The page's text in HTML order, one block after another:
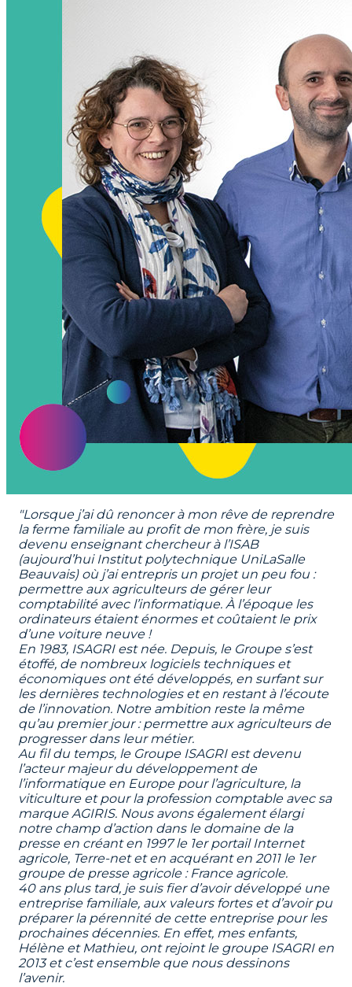
"Lorsque j’ai dû renoncer à mon rêve de reprendre
la ferme familiale au profit de mon frère, je suis
devenu enseignant chercheur à l’ISAB
(aujourd’hui Institut polytechnique UniLaSalle
Beauvais) où j’ai entrepris un projet un peu fou :
permettre aux agriculteurs de gérer leur
comptabilité avec l’informatique. À l’époque les
ordinateurs étaient énormes et coûtaient le prix
d’une voiture neuve !
En 1983, ISAGRI est née. Depuis, le Groupe s’est
étoffé, de nombreux logiciels techniques et
économiques ont été développés, en surfant sur
les dernières technologies et en restant à l’écoute
de l’innovation. Notre ambition reste la même
qu’au premier jour : permettre aux agriculteurs de
progresser dans leur métier.
Au fil du temps, le Groupe ISAGRI est devenu
l’acteur majeur du développement de
l’informatique en Europe pour l’agriculture, la
viticulture et pour la profession comptable avec sa
marque AGIRIS. Nous avons également élargi
notre champ d’action dans le domaine de la
presse en créant en 1997 le 1er portail Internet
agricole, Terre-net et en acquérant en 2011 le 1er
groupe de presse agricole : France agricole.
40 ans plus tard, je suis fier d’avoir développé une
entreprise familiale, aux valeurs fortes et d’avoir pu
préparer la pérennité de cette entreprise pour les
prochaines décennies. En effet, mes enfants,
Hélène et Mathieu, ont rejoint le groupe ISAGRI en
2013 et c’est ensemble que nous dessinons
l’avenir.